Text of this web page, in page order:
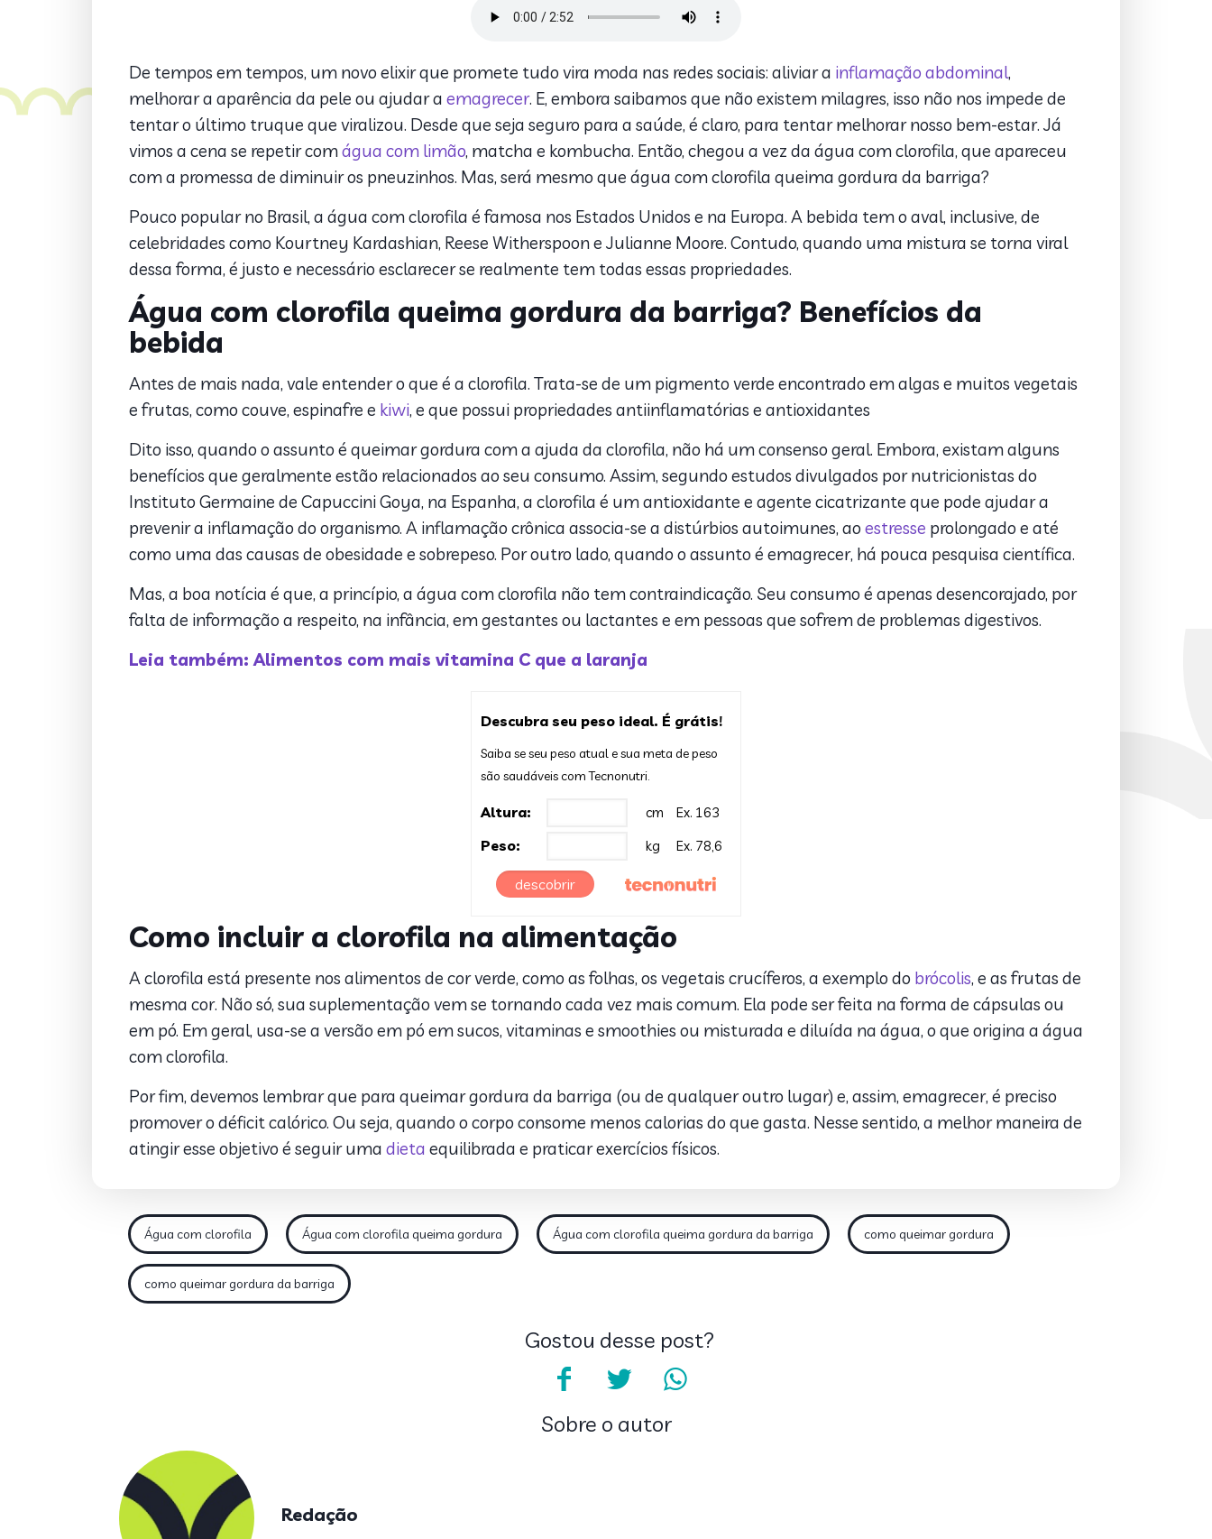
De tempos em tempos, um novo elixir que promete tudo vira moda nas redes sociais: aliviar a inflamação abdominal,
melhorar a aparência da pele ou ajudar a emagrecer. E, embora saibamos que não existem milagres, isso não nos impede de
tentar o último truque que viralizou. Desde que seja seguro para a saúde, é claro, para tentar melhorar nosso bem-estar. Já
vimos a cena se repetir comágua com limão, matcha e kombucha. Então, chegou a vez da água com clorofila, que apareceu
com a promessa de diminuir os pneuzinhos. Mas, será mesmo que água com clorofila queima gordura da barriga?
Pouco popular no Brasil, a água com clorofila é famosa nos Estados Unidos e na Europa. A bebida tem o aval, inclusive, de
celebridades como Kourtney Kardashian, Reese Witherspoon e Julianne Moore. Contudo, quando uma mistura se torna viral
dessa forma, é justo e necessário esclarecer se realmente tem todas essas propriedades.
Água com clorofila queima gordura da barriga? Benefícios da
bebida
Antes de mais nada, vale entender o que é a clorofila. Trata-se de um pigmento verde encontrado em algas e muitos vegetais
e frutas, como couve, espinafre e kiwi, e que possui propriedades antiinflamatórias e antioxidantes
Dito isso, quando o assunto é queimar gordura com a ajuda da clorofila, não há um consenso geral. Embora, existam alguns
benefícios que geralmente estão relacionados ao seu consumo. Assim, segundo estudos divulgados por nutricionistas do
Instituto Germaine de Capuccini Goya, na Espanha, a clorofila é um antioxidante e agente cicatrizante que pode ajudar a
prevenir a inflamação do organismo. A inflamação crônica associa-se a distúrbios autoimunes, ao estresse prolongado e até
como uma das causas de obesidade e sobrepeso. Por outro lado, quando o assunto é emagrecer, há pouca pesquisa científica.
Mas, a boa notícia é que, a princípio, a água com clorofila não tem contraindicação. Seu consumo é apenas desencorajado, por
falta de informação a respeito, na infância, em gestantes ou lactantes e em pessoas que sofrem de problemas digestivos.
Leia também: Alimentos com mais vitamina C que a laranja
Descubra seu peso ideal. É grátis!
Saiba se seu peso atual e sua meta de peso
são saudáveis com Tecnonutri.
Altura: cm Ex. 163
Peso: kg Ex. 78,6
descobrir
Como incluir a clorofila na alimentação
A clorofila está presente nos alimentos de cor verde, como as folhas, os vegetais crucíferos, a exemplo do brócolis, e as frutas de
mesma cor. Não só, sua suplementação vem se tornando cada vez mais comum. Ela pode ser feita na forma de cápsulas ou
em pó. Em geral, usa-se a versão em pó em sucos, vitaminas e smoothies ou misturada e diluída na água, o que origina a água
com clorofila.
Por fim, devemos lembrar que para queimar gordura da barriga (ou de qualquer outro lugar) e, assim, emagrecer, é preciso
promover o déficit calórico. Ou seja, quando o corpo consome menos calorias do que gasta. Nesse sentido, a melhor maneira de
atingir esse objetivo é seguir uma dieta equilibrada e praticar exercícios físicos.
Água com clorofila Água com clorofila queima gordura Água com clorofila queima gordura da barriga como queimar gordura
como queimar gordura da barriga
Gostou desse post?
Sobre o autor
Redação